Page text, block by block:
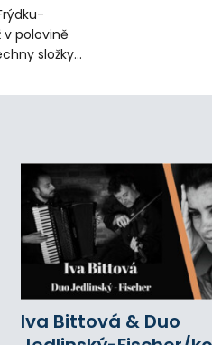
polovině
složky
drog do
Iva Bittová & Duo